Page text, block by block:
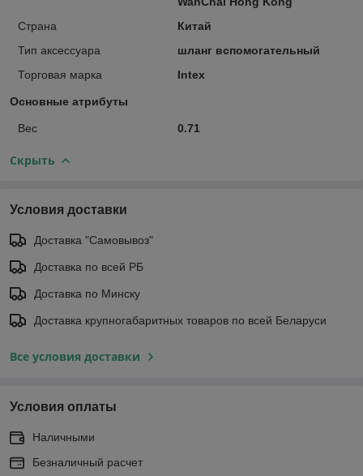
Страна
Китай
Тип аксессуара
шланг вспомогательный
Торговая марка
Intex
Основные атрибуты
Вес 0.71
Скрыть
Условия доставки
Доставка "Самовывоз"
Доставка по всей РБ
Доставка по Минску
Доставка крупногабаритных товаров по всей Беларуси
Все условия доставки
Условия оплаты
Наличными
Безналичный расчет